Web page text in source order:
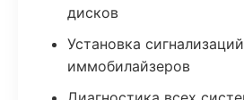
дисков
Установка
иммобилайзеров